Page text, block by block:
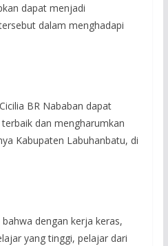
dapat menjadi
dalam menghadapi
BR Nababan dapat
dan mengharumkan
Kabupaten Labuhanbatu, di
dengan kerja keras,
yang tinggi, pelajar dari